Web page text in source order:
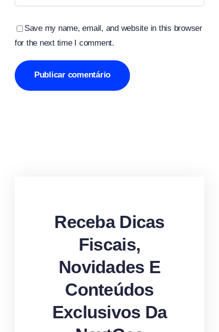
Save my name, email, and website in this browser
for the next time I comment.
Receba Dicas
Fiscais,
Novidades E
Conteúdos
Exclusivos Da